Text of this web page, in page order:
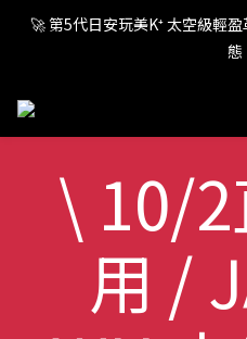
🚀 第5代日安玩美K⁺ 太空級輕
態
🚀 第5代日安玩美K⁺ 太空級輕
態
🚀 第5代日安玩美K⁺ 太空級輕
\ 10/
用 /